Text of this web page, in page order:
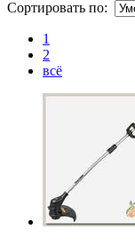
Сортировать по:
1
2
всё